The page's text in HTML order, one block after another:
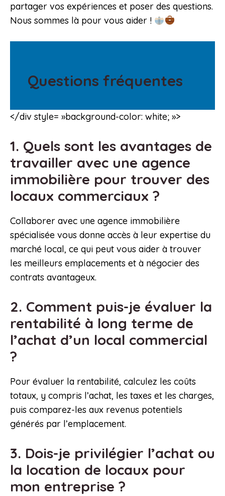
partager vos expériences et poser des questions.
Nous sommes là pour vous aider !
Questions fréquentes
</div style= »background-color: white; »>
1. Quels sont les avantages de
travailler avec une agence
immobilière pour trouver des
locaux commerciaux ?
Collaborer avec une agence immobilière
spécialisée vous donne accès à leur expertise du
marché local, ce qui peut vous aider à trouver
les meilleurs emplacements et à négocier des
contrats avantageux.
2. Comment puis-je évaluer la
rentabilité à long terme de
l’achat d’un local commercial
?
Pour évaluer la rentabilité, calculez les coûts
totaux, y compris l’achat, les taxes et les charges,
puis comparez-les aux revenus potentiels
générés par l’emplacement.
3. Dois-je privilégier l’achat ou
la location de locaux pour
mon entreprise ?